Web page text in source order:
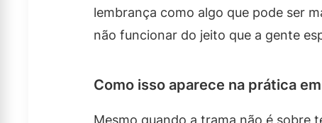
lembrança como algo que pode ser
não funcionar do jeito que a gente
Como isso aparece na prática
Mesmo quando a trama não é sobre